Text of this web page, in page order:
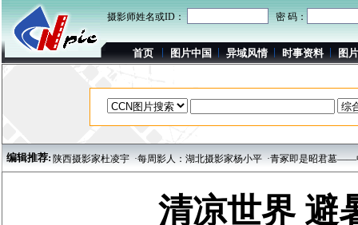
摄影师姓名或ID： 密 码：
首页 图片中国 异域风情 时事资料 图
编辑推荐:
摄影家杜凌宇 ·每周影人：湖北摄影家杨小平 ·青冢即是昭君墓——中国最大的汉
清凉世界 避